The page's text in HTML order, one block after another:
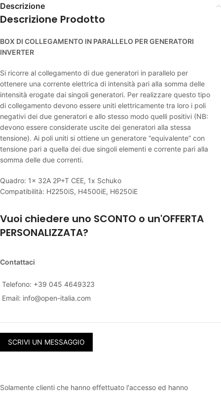
Descrizione
Descrizione Prodotto
BOX DI COLLEGAMENTO IN PARALLELO PER GENERATORI
INVERTER
Si ricorre al collegamento di due generatori in parallelo per
ottenere una corrente elettrica di intensità pari alla somma delle
intensità erogate dai singoli generatori. Per realizzare questo tipo
di collegamento devono essere uniti elettricamente tra loro i poli
negativi dei due generatori e allo stesso modo quelli positivi (NB:
devono essere considerate uscite dei generatori alla stessa
tensione). Ai poli uniti si ottiene un generatore “equivalente” con
tensione pari a quella dei due singoli elementi e corrente pari alla
somma delle due correnti.
Quadro: 1x 32A 2P+T CEE, 1x Schuko
Compatibilità: H2250iS, H4500iE, H6250iE
Vuoi chiedere uno SCONTO o un'OFFERTA
PERSONALIZZATA?
Contattaci
SCRIVI UN MESSAGGIO
Telefono: +39 045 4649323
Email: info@open-italia.com
Solamente clienti che hanno effettuato l'accesso ed hanno